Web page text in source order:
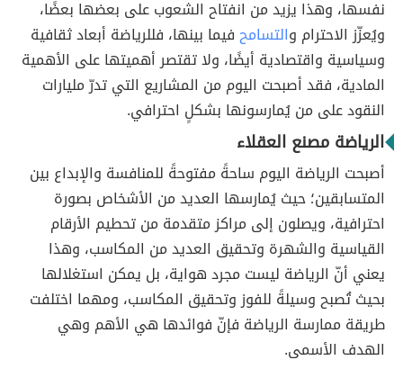
نفسها، وهذا يزيد من انفتاح الشعوب على بعضها بعضًا،
ويُعزّز الاحترام والتسامحفيما بينها، فللرياضة أبعاد ثقافية
وسياسية واقتصادية أيضًا، ولا تقتصر أهميتها على الأهمية
المادية، فقد أصبحت اليوم من المشاريع التي تدرّ مليارات
النقود على من يُمارسونها بشكلٍ احترافي.
الرياضة مصنع العقلاء
أصبحت الرياضة اليوم ساحةً مفتوحةً للمنافسة والإبداع بين
المتسابقين؛ حيث يُمارسها العديد من الأشخاص بصورة
احترافية، ويصلون إلى مراكز متقدمة من تحطيم الأرقام
القياسية والشهرة وتحقيق العديد من المكاسب، وهذا
يعني أنّ الرياضة ليست مجرد هواية، بل يمكن استغلالها
بحيث تُصبح وسيلةً للفوز وتحقيق المكاسب، ومهما اختلفت
طريقة ممارسة الرياضة فإنّ فوائدها هي الأهم وهي
الهدف الأسمى.